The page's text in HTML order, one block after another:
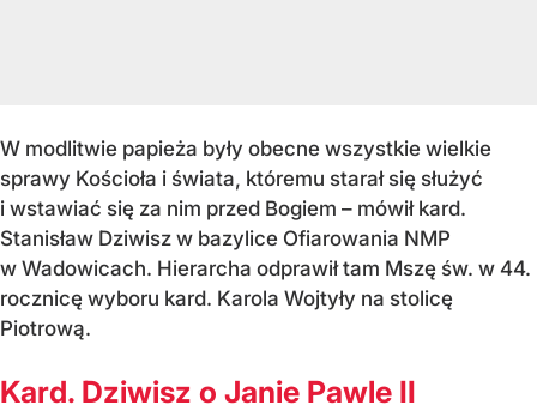
W modlitwie papieża były obecne wszystkie wielkie
sprawy Kościoła i świata, któremu starał się służyć
i wstawiać się za nim przed Bogiem – mówił kard.
Stanisław Dziwisz w bazylice Ofiarowania NMP
w Wadowicach. Hierarcha odprawił tam Mszę św. w 44.
rocznicę wyboru kard. Karola Wojtyły na stolicę
Piotrową.
Kard. Dziwisz o Janie Pawle II